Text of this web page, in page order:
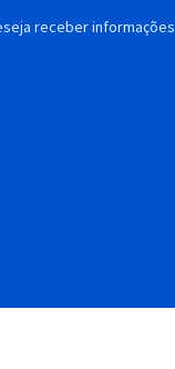
receber informações